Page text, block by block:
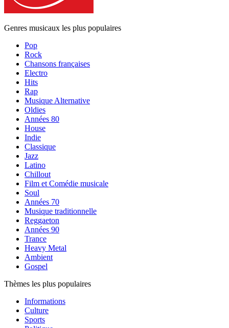
Genres musicaux les plus populaires
Pop
Rock
Chansons françaises
Electro
Hits
Rap
Musique Alternative
Oldies
Années 80
House
Indie
Classique
Jazz
Latino
Chillout
Film et Comédie musicale
Soul
Années 70
Musique traditionnelle
Reggaeton
Années 90
Trance
Heavy Metal
Ambient
Gospel
Thèmes les plus populaires
Informations
Culture
Sports